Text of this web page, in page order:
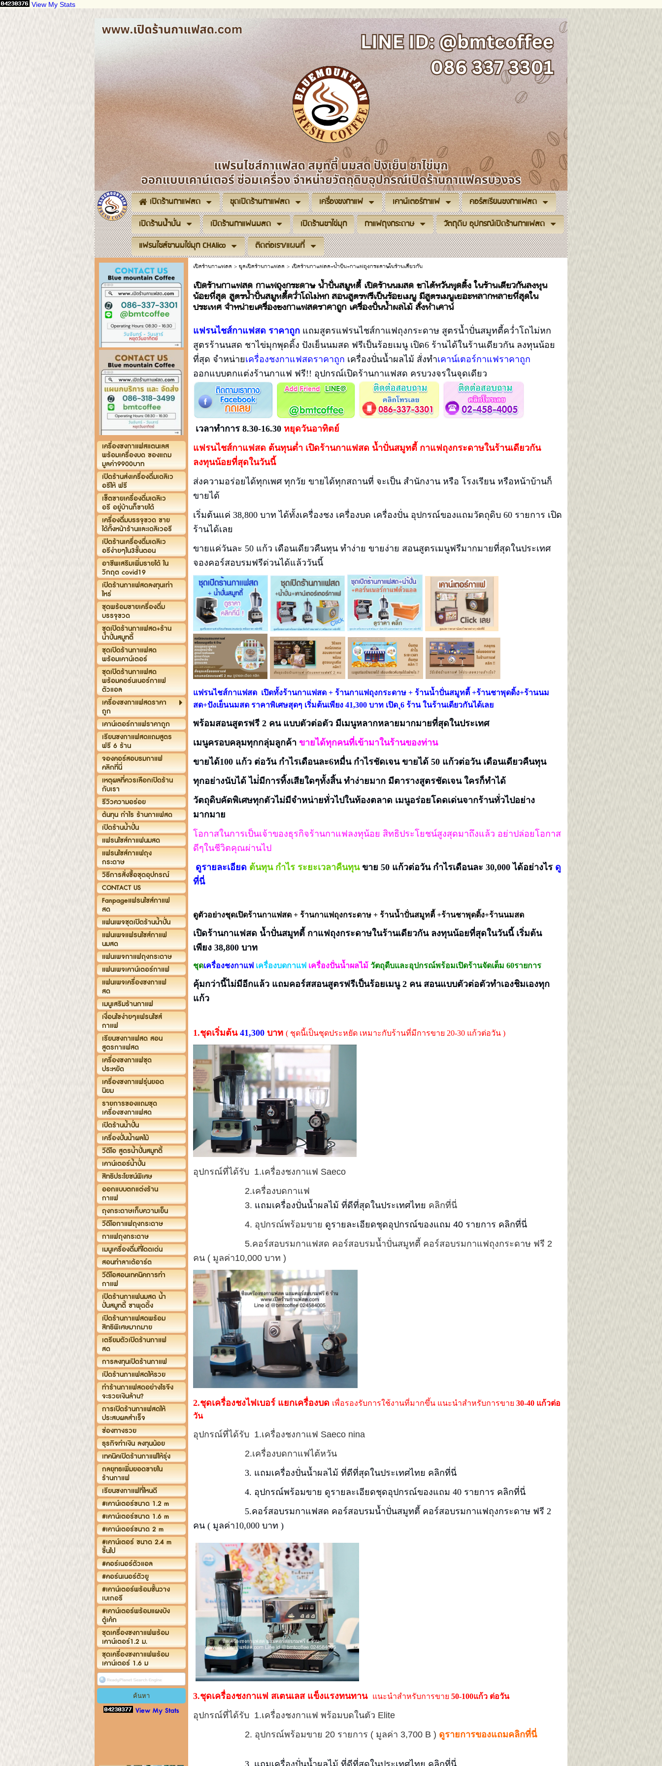
View My Stats
เปิดร้านกาแฟสด ชุดเปิดร้านกาแฟสด เครื่องชงกาแฟ เคาน์เตอร์กาแฟ
คอร์สเรียนชงกาแฟสด
เปิดร้านน้ำปั่น
เปิดร้านกาแฟนมสด เปิดร้านชาไข่มุก กาแฟถุงกระดาษ
วัตถุดิบ อุปกรณ์เปิดร้านกาแฟสด
แฟรนไชส์ชานมไข่มุก CHAlico
ติดต่อเรา/แผนที่
เครื่องชงกาแฟสแตนเลส
พร้อมเครื่องบด ของแถม
มูลค่า9900บาท
เปิดร้านส่งเครื่องดื่มเดลิเว
อรีให้ ฟรี
เซ็ตขายเครื่องดื่มเดลิเว
อรี อยู่บ้านก็ขายได้
เครื่องดื่มบรรจุขวด ขาย
ได้ทั้งหน้าร้านและเดลิเวอรี
เปิดร้านเครื่องดื่มเดลิเว
อรีง่ายๆใน3ขั้นตอน
อาชีพเสริมเพิ่มรายได้ ใน
วิกฤต covid19
เปิดร้านกาแฟสดลงทุนเท่า
ไหร่
ชุดพร้อมขายเครื่องดื่ม
บรรจุขวด
ชุดเปิดร้านกาแฟสด+ร้าน
น้ำปั่นสมูทตี้
ชุดเปิดร้านกาแฟสด
พร้อมเคาน์เตอร์
ชุดเปิดร้านกาแฟสด
พร้อมคอร์นเนอร์กาแฟ
ตัวแอล
เครื่องชงกาแฟสดราคา
ถูก
เคาน์เตอร์กาแฟราคาถูก
เรียนชงกาแฟสดแถมสูตร
ฟรี 6 ร้าน
จองคอร์สอบรมกาแฟ
คลิกที่นี่
เหตุผลที่ควรเลือกเปิดร้าน
กับเรา
รีวิวความอร่อย
ต้นทุน กำไร ร้านกาแฟสด
เปิดร้านน้ำปั่น
แฟรนไชส์กาแฟนมสด
แฟรนไชส์กาแฟถุง
กระดาษ
วิธีการสั่งซื้อชุดอุปกรณ์
CONTACT US
Fanpageแฟรนไชส์กาแฟ
สด
แฟนเพจชุดเปิดร้านน้ำปั่น
แฟนเพจแฟรนไชส์กาแฟ
นมสด
แฟนเพจกาแฟถุงกระดาษ
แฟนเพจเคาน์เตอร์กาแฟ
แฟนเพจเครื่องชงกาแฟ
สด
เมนูเสริมร้านกาแฟ
เงื่อนไขง่ายๆแฟรนไชส์
กาแฟ
เรียนชงกาแฟสด สอน
สูตรกาแฟสด
เครื่องชงกาแฟชุด
ประหยัด
เครื่องชงกาแฟรุ่นยอด
นิยม
รายการของแถมชุด
เครื่องชงกาแฟสด
เปิดร้านน้ำปั่น
เครื่องปั่นน้ำผลไม้
วีดีโอ สูตรน้ำปั่นสมูทตี้
เคาน์เตอร์น้ำปั่น
สิทธิประโยชน์พิเศษ
ออกแบบตกแต่งร้าน
กาแฟ
ถุงกระดาษเก็บความเย็น
วีดีโอกาแฟถุงกระดาษ
กาแฟถุงกระดาษ
เมนูเครื่องดื่มที่โดดเด่น
สอนทำลาเต้อาร์ต
วีดีโอสอนเทคนิคการทำ
กาแฟ
เปิดร้านกาแฟนมสด น้ำ
ปั่นสมูทตี้ ชาพุดดิ้ง
เปิดร้านกาแฟสดพร้อม
สิทธิพิเศษมากมาย
เตรียมตัวเปิดร้านกาแฟ
สด
การลงทุนเปิดร้านกาแฟ
เปิดร้านกาแฟสดให้รวย
ทำร้านกาแฟสดอย่างไรจึง
จะรวยเงินล้าน?
การเปิดร้านกาแฟสดให้
ประสบผลสำเร็จ
ช่องทางรวย
ธุรกิจทำเงิน ลงทุนน้อย
เทคนิคเปิดร้านกาแฟให้รุ่ง
กลยุทธเพิ่มยอดขายใน
ร้านกาแฟ
เรียนชงกาแฟที่ไหนดี
#เคาน์เตอร์ขนาด 1.2 m
#เคาน์เตอร์ขนาด 1.6 m
#เคาน์เตอร์ขนาด 2 m
#เคาน์เตอร์ ขนาด 2.4 m
ขึ้นไป
#คอร์เนอร์ตัวแอล
#คอร์นเนอร์ตัวยู
#เคาน์เตอร์พร้อมชั้นวาง
เบเกอรี
#เคาน์เตอร์พร้อมแผงบัง
ตู้เค้ก
ชุดเครื่องชงกาแฟพร้อม
เคาน์เตอร์1.2 ม.
ชุดเครื่องชงกาแฟพร้อม
เคาน์เตอร์ 1.6 ม
View My Stats
เปิดร้านกาแฟสด > ชุดเปิดร้านกาแฟสด > เปิดร้านกาแฟสด+น้ำปั่น+กาแฟถุงกระดาษในร้านเดียวกัน
เปิดร้านกาแฟสด กาแฟถุงกระดาษ น้ำปั่นสมูทตี้ เปิดร้านนมสด ชาไต้หวันพุดดิ้ง ในร้านเดียวกันลงทุน
น้อยที่สุด สูตรน้ำปั่นสมูทตี้คว่ำโถไม่หก สอนสูตรฟรีเป็นร้อยเมนู มีสูตรเมนูเยอะหลากหลายที่สุดใน
ประเทศ จำหน่ายเครื่องชงกาแฟสดราคาถูก เครื่องปั่นน้ำผลไม้ สั่งทำเคาน์
แฟรนไชส์กาแฟสด ราคาถูก แถมสูตรแฟรนไชส์กาแฟถุงกระดาษ สูตรน้ำปั่นสมูทตี้คว่ำโถไม่หก
สูตรร้านนสด ชาไข่มุกพุดดิ้ง ปังเย็นนมสด ฟรีเป็นร้อยเมนู เปิด6 ร้านได้ในร้านเดียวกัน ลงทุนน้อย
ที่สุด จำหน่ายเครื่องชงกาแฟสดราคาถูก เครื่องปั่นน้ำผลไม้ สั่งทำเคาน์เตอร์กาแฟราคาถูก
ออกแบบตกแต่งร้านกาแฟ ฟรี!! อุปกรณ์เปิดร้านกาแฟสด ครบวงจรในจุดเดียว
เวลาทำการ 8.30-16.30 หยุดวันอาทิตย์
แฟรนไชส์กาแฟสด ต้นทุนต่ำ เปิดร้านกาแฟสด น้ำปั่นสมูทตี้ กาแฟถุงกระดาษในร้านเดียวกัน
ลงทุนน้อยที่สุดในวันนี้
ส่งความอร่อยได้ทุกเพศ ทุกวัย ขายได้ทุกสถานที่ จะเป็น สำนักงาน หรือ โรงเรียน หรือหน้าบ้านก็
ขายได้
เริ่มต้นแค่ 38,800 บาท ได้ทั้งเครื่องชง เครื่องบด เครื่องปั่น อุปกรณ์ของแถมวัตถุดิบ 60 รายการ เปิด
ร้านได้เลย
ขายแค่วันละ 50 แก้ว เดือนเดียวคืนทุน ทำง่าย ขายง่าย สอนสูตรเมนูฟรีมากมายที่สุดในประเทศ
จองคอร์สอบรมฟรีด่วนได้แล้ววันนี้
แฟรนไชส์กาแฟสด เปิดทั้งร้านกาแฟสด + ร้านกาแฟถุงกระดาษ + ร้านน้ำปั่นสมูทตี้ +ร้านชาพุดดิ้ง+ร้านนม
สด+ปังเย็นนมสด ราคาพิเศษสุดๆ เริ่มต้นเพียง 41,300 บาท เปิด ุ6 ร้าน ในร้านเดียวกันได้เลย
พร้อมสอนสูตรฟรี 2 คน แบบตัวต่อตัว มีเมนูหลากหลายมากมายที่สุดในประเทศ
เมนูครอบคลุมทุกกลุ่มลูกค้าขายได้ทุกคนที่เข้ามาในร้านของท่าน
ขายได้100 แก้ว ต่อวัน กำไรเดือนละ6หมื่น กำไรชัดเจน ขายได้ 50 แก้วต่อวัน เดือนเดียวคืนทุน
ทุกอย่างนับได้ ไม่่มีการทิ้งเสียใดๆทั้งสิ้นทำง่ายมาก มีตารางสูตรชัดเจน ใครก็ทำได้
วัตถุดิบคัดพิเศษทุกตัวไม่มีจำหน่ายทั่วไปในท้องตลาด เมนูอร่อยโดดเด่นจากร้านทั่วไปอย่าง
มากมาย
โอกาสในการเป็นเจ้าของธุรกิจร้านกาแฟลงทุน้อย สิทธิประโยชน์สูงสุดมาถึงแล้ว อย่าปล่อยโอกาส
ดีๆในชีวิตคุณผ่านไป
ดูรายละเอียด ต้นทุน กำไร ระยะเวลาคืนทุนขาย 50 แก้วต่อวัน กำไรเดือนละ 30,000 ได้อย่างไร ดู
ที่นี่
ดูตัวอย่างชุดเปิดร้านกาแฟสด + ร้านกาแฟถุงกระดาษ + ร้านน้ำปั่นสมูทตี้ +ร้านชาพุดดิ้ง+ร้านนมสด
เปิดร้านกาแฟสด น้ำปั่นสมูทตี้ กาแฟถุงกระดาษในร้านเดียวกัน ลงทุนน้อยที่สุดในวันนี้ เริ่มต้น
เพียง 38,800 บาท
ชุดเครื่องชงกาแฟ เครื่องบดกาแฟ เครื่องปั่นน้ำผลไม้ วัตถุดืบและอุปกรณ์พร้อมเปิดร้านจัดเต็ม 60รายการ
คุ้มกว่านี้ไม่มีอีกแล้ว แถมคอร์สสอนสูตรฟรีเป็นร้อยเมนู 2 คน สอนแบบตัวต่อตัวทำเองชิมเองทุก
แก้ว
1.ชุดเริ่มต้น41,300 บาท( ชุดนี้เป็นชุดประหยัด เหมาะกับร้านที่มีการขาย 20-30 แก้วต่อวัน )
อุปกรณ์ที่ได้รับ 1.เครื่องชงกาแฟ Saeco
2.เครื่องบดกาแฟ
3. แถมเครื่องปั่นน้ำผลไม้ ที่ดีที่สุดในประเทศไทย คลิกที่นี่
4. อุปกรณ์พร้อมขาย ดูรายละเอียดชุดอุปกรณ์ของแถม 40 รายการ คลิกที่นี่
5.คอร์สอบรมกาแฟสด คอร์สอบรมน้ำปั่นสมูทตี้ คอร์สอบรมกาแฟถุงกระดาษ ฟรี 2
คน ( มูลค่า10,000 บาท )
2.ชุดเครื่องชงไฟเบอร์ แยกเครื่องบด เพื่อรองรับการใช้งานที่มากขึ้น แนะนำสำหรับการขาย30-40 แก้วต่อ
วัน
อุปกรณ์ที่ได้รับ 1.เครื่องชงกาแฟ Saeco nina
2.เครื่องบดกาแฟไต้หวัน
3. แถมเครื่องปั่นน้ำผลไม้ ที่ดีที่สุดในประเทศไทย คลิกที่นี่
4. อุปกรณ์พร้อมขาย ดูรายละเอียดชุดอุปกรณ์ของแถม 40 รายการ คลิกที่นี่
5.คอร์สอบรมกาแฟสด คอร์สอบรมน้ำปั่นสมูทตี้ คอร์สอบรมกาแฟถุงกระดาษ ฟรี 2
คน ( มูลค่า10,000 บาท )
3.ชุดเครื่องชงกาแฟ สเตนเลส แข็งแรงทนทาน แนะนำสำหรับการขาย50-100แก้ว ต่อวัน
อุปกรณ์ที่ได้รับ 1.เครื่องชงกาแฟ พร้อมบดในตัว Elite
2. อุปกรณ์พร้อมขาย 20 รายการ ( มูลค่า 3,700 B ) ดูรายการของแถมคลิกที่นี่
3. แถมเครื่องปั่นน้ำผลไม้ ที่ดีที่สุดในประเทศไทย คลิกที่นี่